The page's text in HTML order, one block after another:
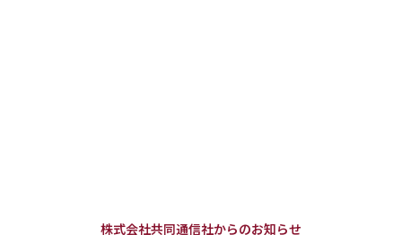
株式会社共同通信社からのお知らせ